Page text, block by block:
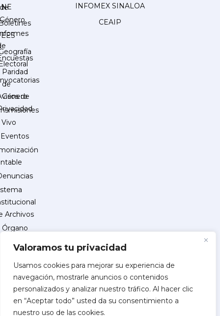
Valoramos tu privacidad
Usamos cookies para mejorar su experiencia de
navegación, mostrarle anuncios o contenidos
personalizados y analizar nuestro tráfico. Al hacer clic
en “Aceptar todo” usted da su consentimiento a
nuestro uso de las cookies.
de
de
Género
Paridad
de
Género
Eventos
Archivos
Órgano
Control
INSCRIPCIÓN
INFOMEX SINALOA
CEAIP